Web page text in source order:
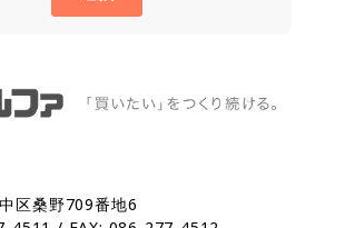
区桑野709番地6